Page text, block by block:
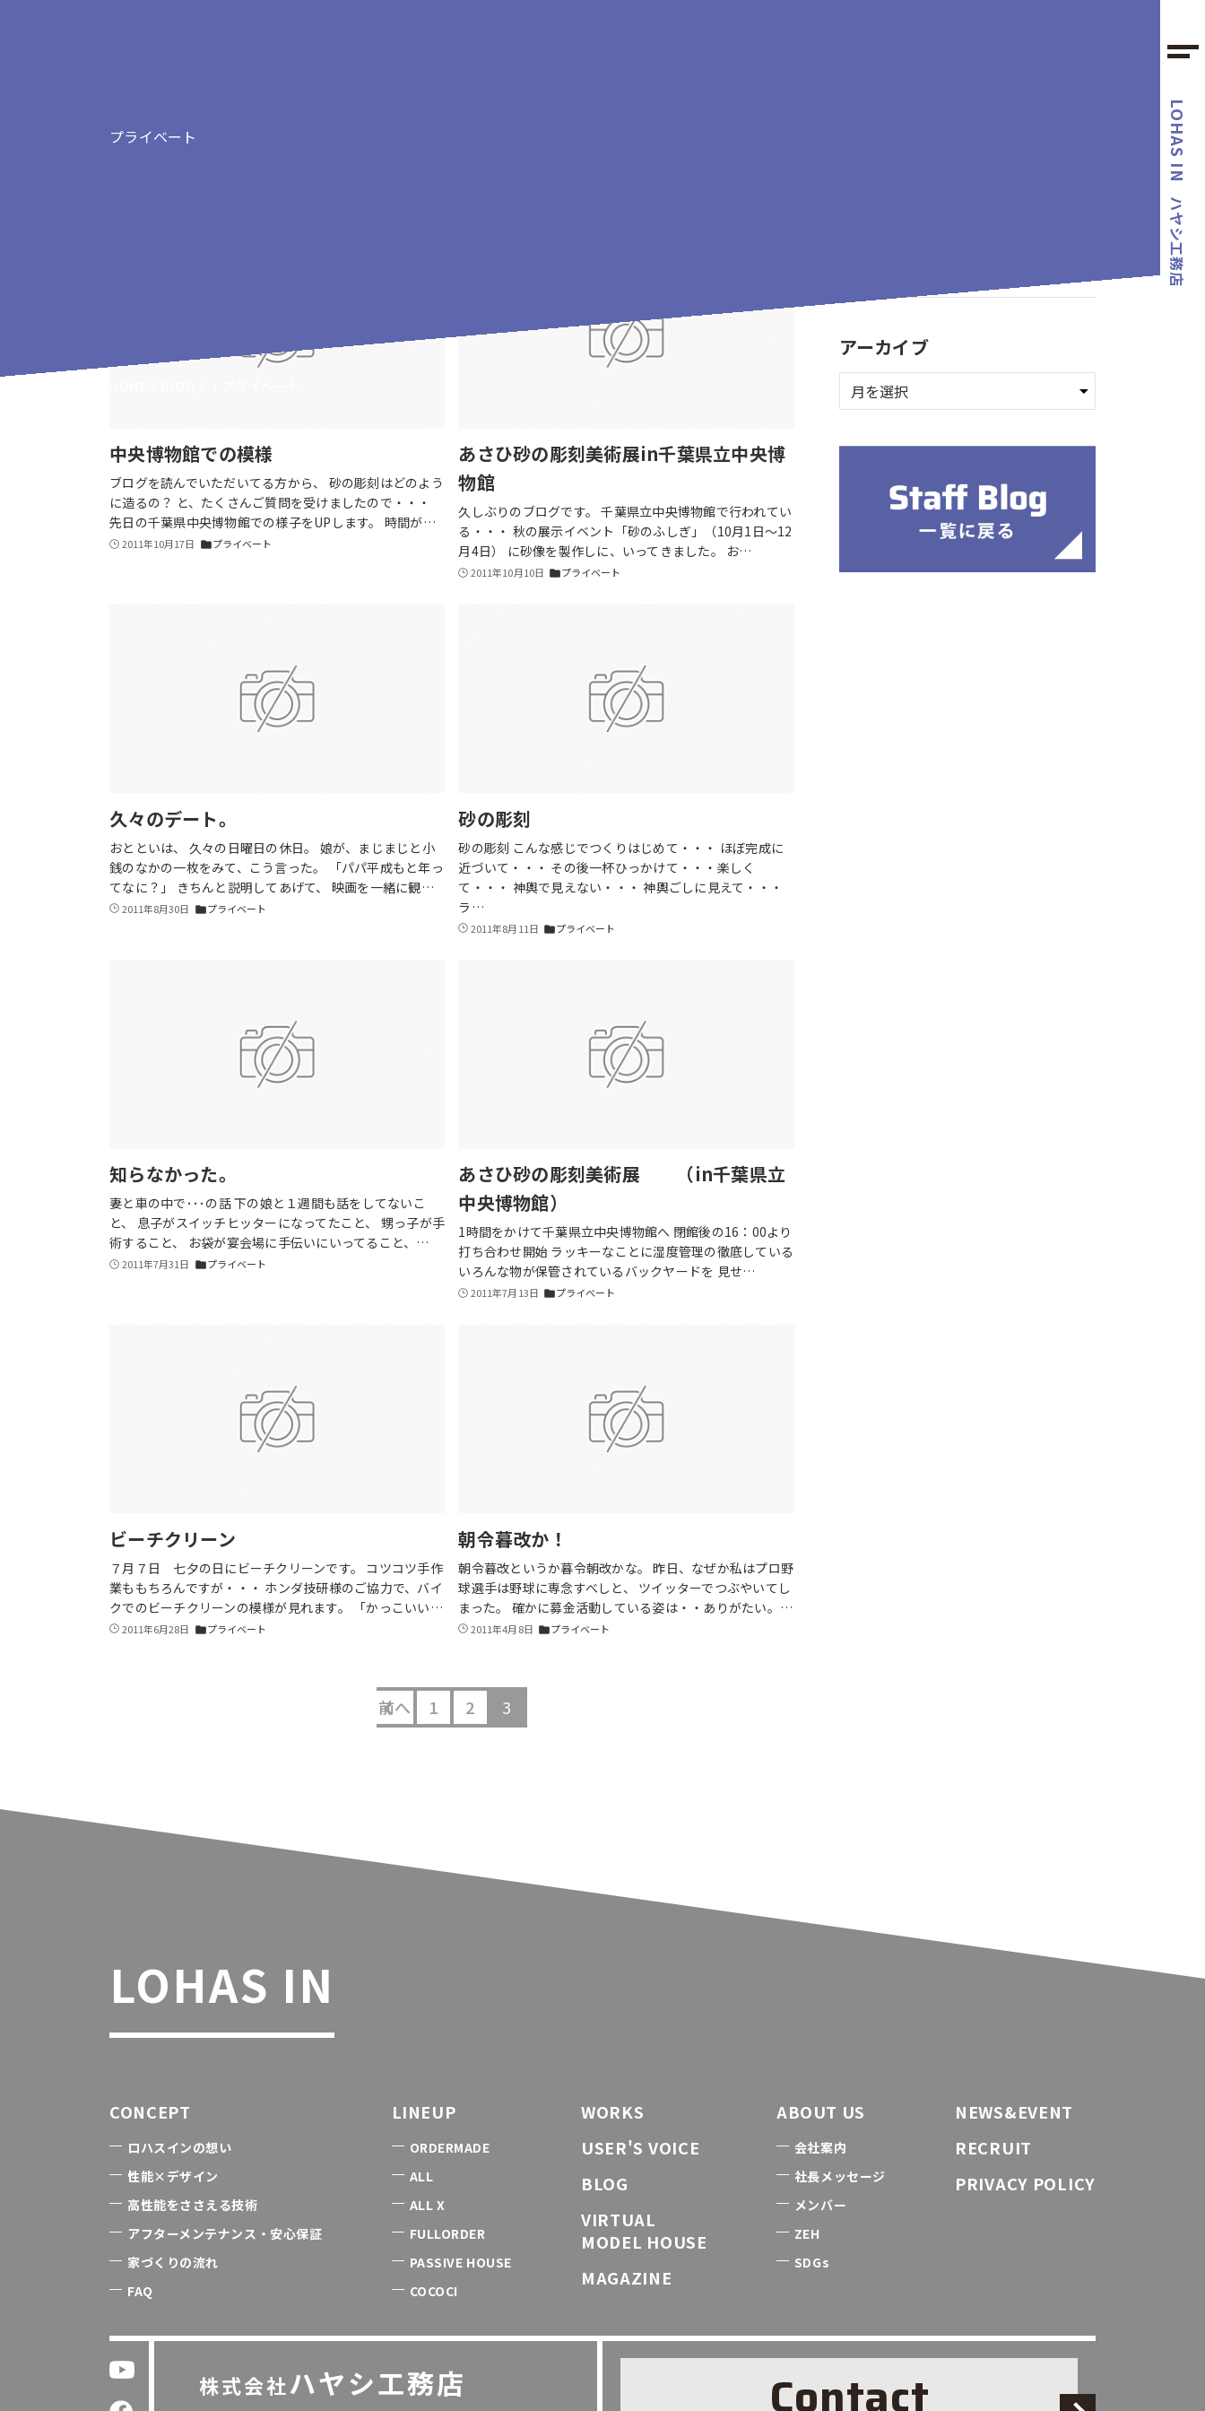
LOHAS IN
ハヤシ工務店
プライベート
中央博物館での模様
ブログを読んでいただいてる方から、 砂の彫刻はどのよう
に造るの？ と、たくさんご質問を受けましたので・・・
先日の千葉県中央博物館での様子をUPします。 時間が…
2011年10月17日 folderプライベート
あさひ砂の彫刻美術展in千葉県立中央博
物館
久しぶりのブログです。 千葉県立中央博物館で行われてい
る・・・ 秋の展示イベント「砂のふしぎ」（10月1日～12
月4日） に砂像を製作しに、いってきました。 お…
2011年10月10日 folderプライベート
久々のデート。
おとといは、 久々の日曜日の休日。 娘が、まじまじと小
銭のなかの一枚をみて、こう言った。 「パパ平成もと年っ
てなに？」 きちんと説明してあげて、 映画を一緒に観…
2011年8月30日 folderプライベート
砂の彫刻
砂の彫刻 こんな感じでつくりはじめて・・・ ほぼ完成に
近づいて・・・ その後一杯ひっかけて・・・楽しく
て・・・ 神輿で見えない・・・ 神輿ごしに見えて・・・
ラ…
2011年8月11日 folderプライベート
知らなかった。
妻と車の中で･･･の話 下の娘と１週間も話をしてないこ
と、 息子がスイッチヒッターになってたこと、 甥っ子が手
術すること、 お袋が宴会場に手伝いにいってること、…
2011年7月31日 folderプライベート
あさひ砂の彫刻美術展 （in千葉県立
中央博物館）
1時間をかけて千葉県立中央博物館へ 閉館後の16：00より
打ち合わせ開始 ラッキーなことに湿度管理の徹底している
いろんな物が保管されているバックヤードを 見せ…
2011年7月13日 folderプライベート
ビーチクリーン
７月７日 七夕の日にビーチクリーンです。 コツコツ手作
業ももちろんですが・・・ ホンダ技研様のご協力で、バイ
クでのビーチクリーンの模様が見れます。 「かっこいい…
2011年6月28日 folderプライベート
朝令暮改か！
朝令暮改というか暮令朝改かな。 昨日、なぜか私はプロ野
球選手は野球に専念すべしと、 ツイッターでつぶやいてし
まった。 確かに募金活動している姿は・・ありがたい。…
2011年4月8日 folderプライベート
前へ 1 2 3
アーカイブ
LOHAS IN
CONCEPT
ロハスインの想い
性能×デザイン
高性能をささえる技術
アフターメンテナンス・安心保証
家づくりの流れ
FAQ
LINEUP
ORDERMADE
ALL
ALL X
FULLORDER
PASSIVE HOUSE
COCOCI
WORKS
USER'S VOICE
BLOG
VIRTUAL
MODEL HOUSE
MAGAZINE
ABOUT US
会社案内
社長メッセージ
メンバー
ZEH
SDGs
NEWS&EVENT
RECRUIT
PRIVACY POLICY
株式会社ハヤシ工務店 Contact